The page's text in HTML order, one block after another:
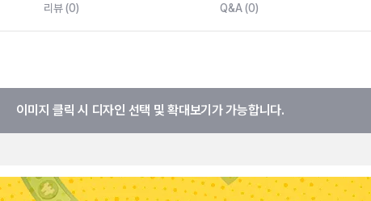
리뷰 (0) Q&A (0)
이미지 클릭 시 디자인 선택 및 확대보기가 가능합니다.